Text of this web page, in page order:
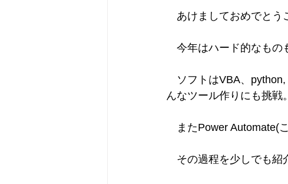
あけましておめでとう
今年はハード的なもの
ソフトはVBA、python,
んなツール作りにも挑戦。
またPower Automate(
その過程を少しでも紹